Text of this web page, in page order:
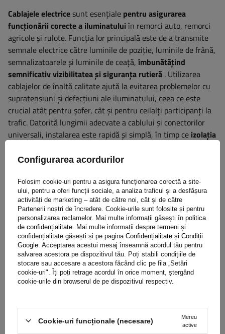
Cablajele electricesunt esențiale pentru asigurarea
funcționării corecte a iluminatuluiîn remorci auto, remorci
agricole și rulote. Funcția lor principală este de a transmite
semnale electrice către luminile de poziție, luminile de frână,
semnalizatoarele și luminile de ceață,îmbunătățind
semnificativ vizibilitatea și siguranța rutieră . Utilizarea
cablajelor de înaltă calitate ajută la evitarea problemelor cu
supratensiuni și defecțiuni ale iluminatului, ceea ce este
crucial atât pentru șofer, cât și pentru ceilalți participanți la
trafic. Datorită lungimii adecvate a cablului și conectorilor
universali, instalarea este rapidă și simplă, în timp ce izolația
vibrații și deteriorări mecanice.
Configurarea acordurilor
Folosim cookie-uri pentru a asigura funcționarea corectă a site-
ului, pentru a oferi funcții sociale, a analiza traficul și a desfășura
activități de marketing – atât de către noi, cât și de către
Partenerii noștri de încredere. Cookie-urile sunt folosite și pentru
personalizarea reclamelor. Mai multe informații găsești în politica
de confidențialitate . Mai multe informații despre termeni și
confidențialitate găsești și pe pagina Confidențialitate și Condiții
Google . Acceptarea acestui mesaj înseamnă acordul tău pentru
salvarea acestora pe dispozitivul tău. Poți stabili condițiile de
stocare sau accesare a acestora făcând clic pe fila „Setări
cookie-uri". Îți poți retrage acordul în orice moment, ștergând
cookie-urile din browserul de pe dispozitivul respectiv.
Cookie-uri funcționale (necesare)
Mereu
active